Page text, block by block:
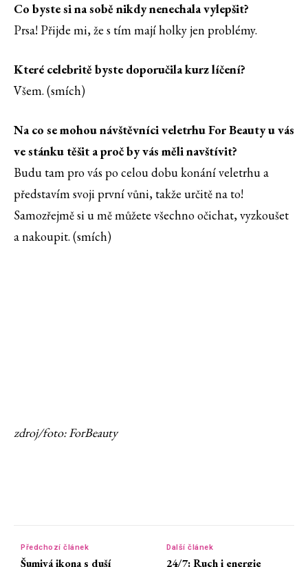
Co byste si na sobě nikdy nenechala vylepšit?
Prsa! Přijde mi, že s tím mají holky jen problémy.
Které celebritě byste doporučila kurz líčení?
Všem. (smích)
Na co se mohou návštěvníci veletrhu For Beauty u vás
ve stánku těšit a proč by vás měli navštívit?
Budu tam pro vás po celou dobu konání veletrhu a
představím svoji první vůni, takže určitě na to!
Samozřejmě si u mě můžete všechno očichat, vyzkoušet
a nakoupit. (smích)
zdroj/foto: ForBeauty
Předchozí článek
Šumivá ikona s duší
Další článek
24/7: Ruch i energie